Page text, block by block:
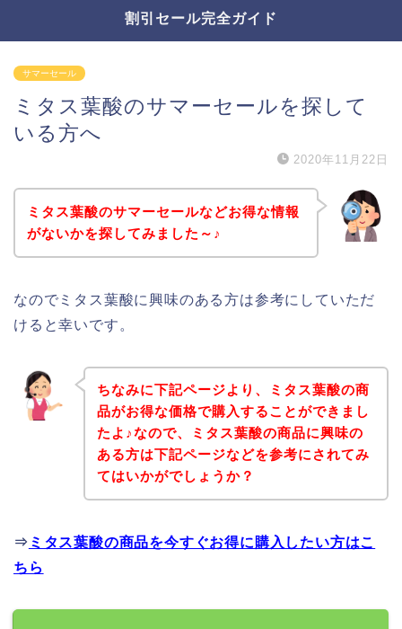
割引セール完全ガイド
サマーセール
ミタス葉酸のサマーセールを探して
いる方へ
2020年11月22日
ミタス葉酸のサマーセールなどお得な情報
がないかを探してみました～♪
なのでミタス葉酸に興味のある方は参考にしていただ
けると幸いです。
ちなみに下記ページより、ミタス葉酸の商
品がお得な価格で購入することができまし
たよ♪なので、ミタス葉酸の商品に興味の
ある方は下記ページなどを参考にされてみ
てはいかがでしょうか？
⇒ ミタス葉酸の商品を今すぐお得に購入したい方はこ
ちら